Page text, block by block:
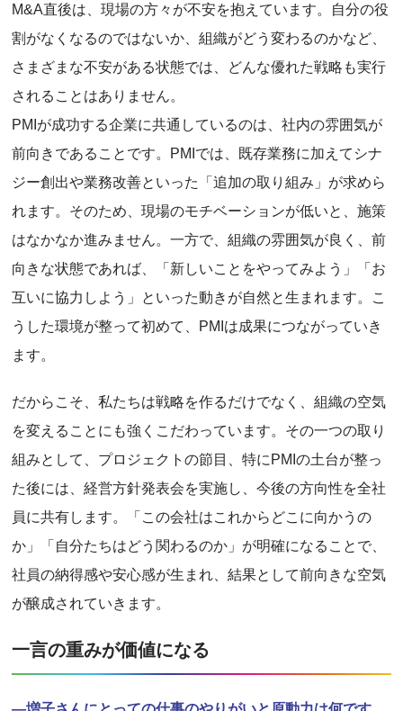
M&A直後は、現場の方々が不安を抱えています。自分の役
割がなくなるのではないか、組織がどう変わるのかなど、
さまざまな不安がある状態では、どんな優れた戦略も実行
されることはありません。
PMIが成功する企業に共通しているのは、社内の雰囲気が
前向きであることです。PMIでは、既存業務に加えてシナ
ジー創出や業務改善といった「追加の取り組み」が求めら
れます。そのため、現場のモチベーションが低いと、施策
はなかなか進みません。一方で、組織の雰囲気が良く、前
向きな状態であれば、「新しいことをやってみよう」「お
互いに協力しよう」といった動きが自然と生まれます。こ
うした環境が整って初めて、PMIは成果につながっていき
ます。
だからこそ、私たちは戦略を作るだけでなく、組織の空気
を変えることにも強くこだわっています。その一つの取り
組みとして、プロジェクトの節目、特にPMIの土台が整っ
た後には、経営方針発表会を実施し、今後の方向性を全社
員に共有します。「この会社はこれからどこに向かうの
か」「自分たちはどう関わるのか」が明確になることで、
社員の納得感や安心感が生まれ、結果として前向きな空気
が醸成されていきます。
一言の重みが価値になる